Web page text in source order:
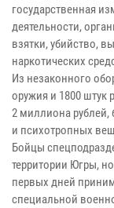
государственная
деятельности,
взятки, убийство,
наркотических
Из незаконного
оружия и 1800 штук
2 миллиона рублей,
и психотропных
Бойцы
территории Югры,
первых дней
специальной